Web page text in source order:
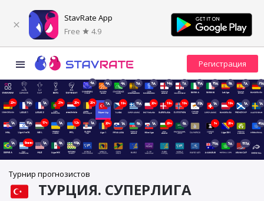
StavRate App
Free
4.9
4д 4д 4д 5д 5д 14д 7д 15д 15д 8д 7д 21д
20ч 14д 1д 21ч 20ч 20ч 7д 19ч 15д 20ч 19ч 19ч 22д 1д 19ч 1д 1д
1д 15д 17ч 1д 12ч 1д 20ч 1д 8д 1д 20ч 6д 1ч 20ч 40д
1д 9мин 1д 9д 48д 70д 5д 153д
Турнир прогнозистов
ТУРЦИЯ. СУПЕРЛИГА